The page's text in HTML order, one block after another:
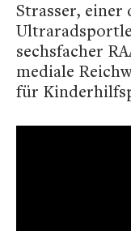
Strasser,
sechsfacher
mediale
für